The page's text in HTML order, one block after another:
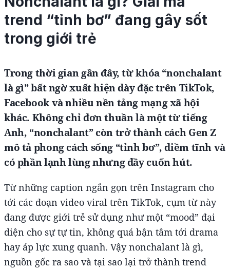
trend “tỉnh bơ” đang gây sốt
trong giới trẻ
Trong thời gian gần đây, từ khóa “nonchalant
là gì” bất ngờ xuất hiện dày đặc trên TikTok,
Facebook và nhiều nền tảng mạng xã hội
khác. Không chỉ đơn thuần là một từ tiếng
Anh, “nonchalant” còn trở thành cách Gen Z
mô tả phong cách sống “tỉnh bơ”, điềm tĩnh và
có phần lạnh lùng nhưng đầy cuốn hút.
Từ những caption ngắn gọn trên Instagram cho
tới các đoạn video viral trên TikTok, cụm từ này
đang được giới trẻ sử dụng như một “mood” đại
diện cho sự tự tin, không quá bận tâm tới drama
hay áp lực xung quanh. Vậy nonchalant là gì,
nguồn gốc ra sao và tại sao lại trở thành trend